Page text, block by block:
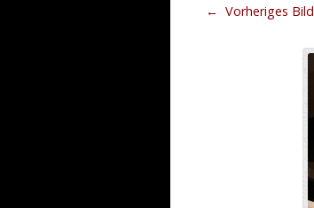
← Vorheriges Bild